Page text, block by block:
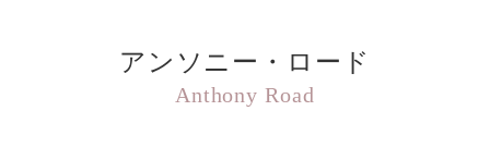
アンソニー・ロード
Anthony Road